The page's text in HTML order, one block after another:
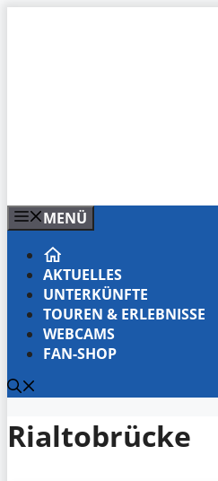
MENÜ
AKTUELLES
UNTERKÜNFTE
TOUREN & ERLEBNISSE
WEBCAMS
FAN-SHOP
Rialtobrücke